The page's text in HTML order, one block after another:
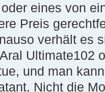
eines von
Preis
verhält es
Ultimate102
und man
Nicht die